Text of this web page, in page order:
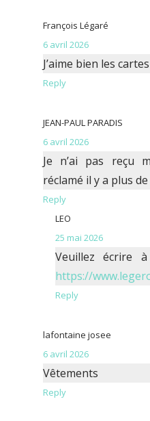
François Légaré
6 avril 2026
J’aime bien les
Reply
JEAN-PAUL PARADIS
6 avril 2026
Je n’ai pas reçu
réclamé il y a plus
Reply
LEO
25 mai 2026
Veuillez écrire
https://
Reply
lafontaine josee
6 avril 2026
Vêtements
Reply